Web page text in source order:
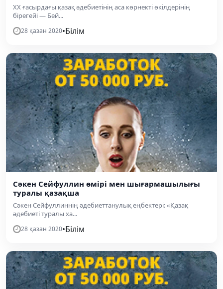
XX ғасырдағы қазақ әдебиетінің аса көрнекті өкілдерінің
бірегейі — Бей...
28 қазан 2020•Білім
Сәкен Сейфуллин өмірі мен шығармашылығы
туралы қазақша
Сәкен Сейфуллиннің әдебиеттанулық еңбектері: «Қазақ
әдебиеті туралы ха...
28 қазан 2020•Білім